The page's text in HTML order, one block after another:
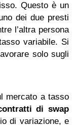
Questo è un
dei due presti
l’altra persona
variabile. Si
solo sugli
mercato a tasso
di swap
di variazione, e